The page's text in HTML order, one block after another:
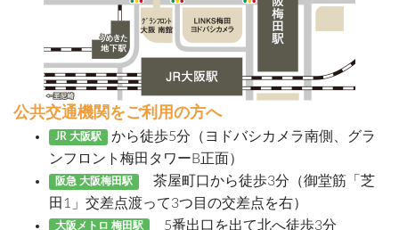
公共交通機関をご利用の方へ
JR 大阪駅
から徒歩5分（ヨドバシカメラ南側、グラ
ンフロント梅田タワーB正面）
阪急 大阪梅田駅
茶屋町口から徒歩3分（御堂筋「芝
田1」交差点渡って3つ目の交差点を右）
大阪メトロ 梅田駅 5番出口を出て北へ徒歩3分